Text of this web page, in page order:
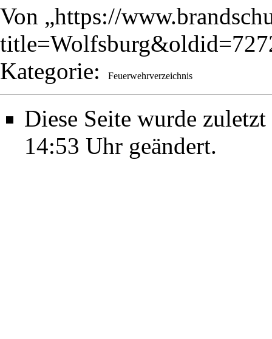
Von „https://
Kategorie: Feuerwehrverzeichnis
Diese Seite wurde
14:53 Uhr geändert.